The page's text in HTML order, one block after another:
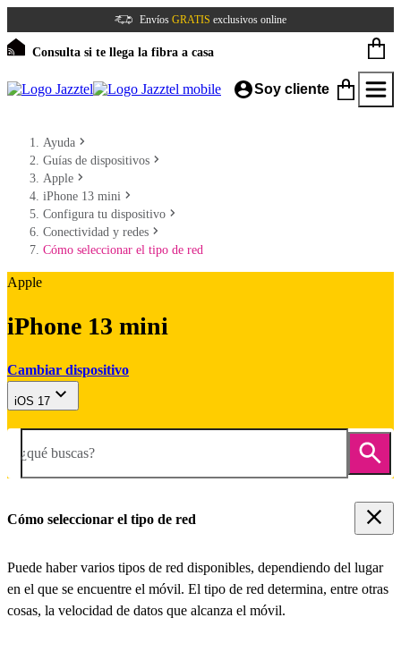
Envíos GRATIS exclusivos online
Consulta si te llega la fibra a casa
Soy cliente
Ayuda
Guías de dispositivos
Apple
iPhone 13 mini
Configura tu dispositivo
Conectividad y redes
Cómo seleccionar el tipo de red
Apple
iPhone 13 mini
Cambiar dispositivo
iOS 17
¿qué buscas?
Cómo seleccionar el tipo de red
Puede haber varios tipos de red disponibles, dependiendo del lugar
en el que se encuentre el móvil. El tipo de red determina, entre otras
cosas, la velocidad de datos que alcanza el móvil.